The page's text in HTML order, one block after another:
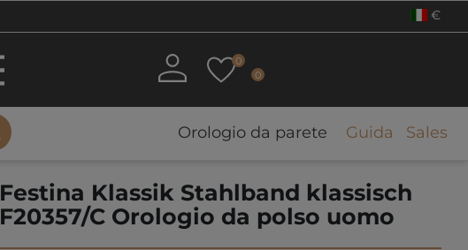
€
0
0
Orologio da parete Guida Sales
Festina Klassik Stahlband klassisch
F20357/C Orologio da polso uomo